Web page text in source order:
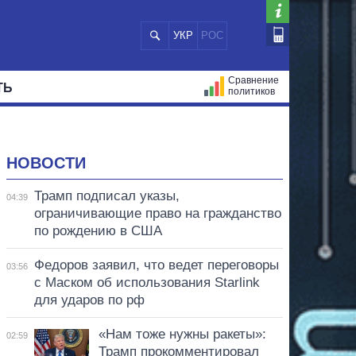
УКР РОС
Сравнение
политиков
НОВОСТИ
04:39
Трамп подписал указы,
ограничивающие право на гражданство
по рождению в США
03:56
Федоров заявил, что ведет переговоры
с Маском об использования Starlink
для ударов по рф
02:59
«Нам тоже нужны ракеты»:
Трамп прокомментировал